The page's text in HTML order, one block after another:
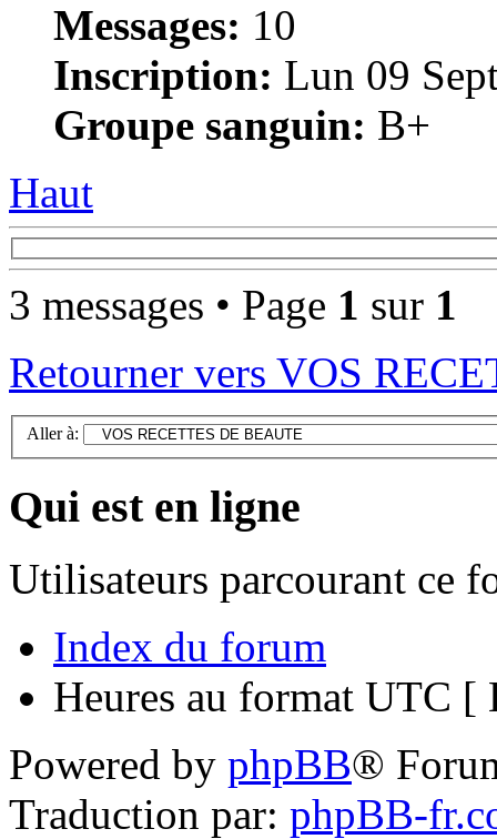
Messages: 10
Inscription: Lun 09
Groupe sanguin: B+
Haut
3 messages • Page 1 sur 1
Retourner vers VOS
Aller à:
Qui est en ligne
Utilisateurs parcourant ce
Index du forum
Heures au format UTC [
Powered by phpBB®
Traduction par: phpBB-